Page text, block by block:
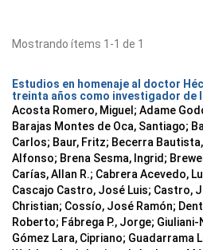
Mostrando ítems 1-1 de 1
Estudios en homenaje al doctor
treinta años como investigador de
Acosta Romero, Miguel; Adame
Barajas Montes de Oca, Santiago;
Carlos; Baur, Fritz; Becerra
Alfonso; Brena Sesma, Ingrid;
Carías, Allan R.; Cabrera Acevedo,
Cascajo Castro, José Luis; Castro,
Christian; Cossío, José Ramón;
Roberto; Fábrega P., Jorge;
Gómez Lara, Cipriano; Guadarrama